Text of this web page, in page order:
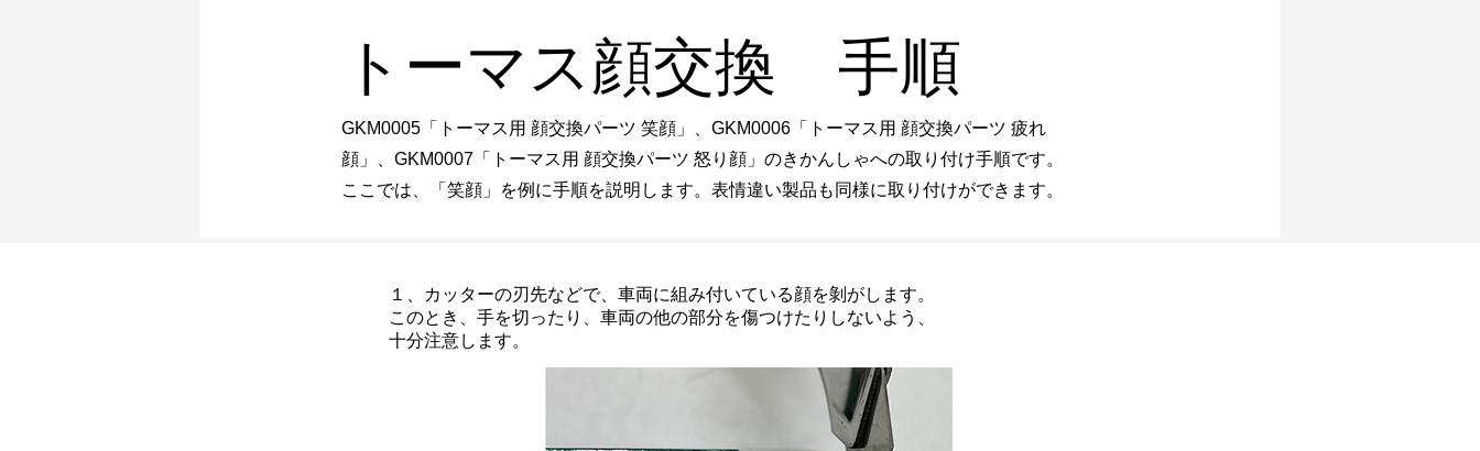
トーマス顔交換 手順
GKM0005「トーマス用 顔交換パーツ 笑顔」、GKM0006「トーマス用 顔交換パーツ 疲れ
顔」、GKM0007「トーマス用 顔交換パーツ 怒り顔」のきかんしゃへの取り付け手順です。
ここでは、「笑顔」を例に手順を説明します。表情違い製品も同様に取り付けができます。
１、カッターの刃先などで、車両に組み付いている顔を剝がします。
このとき、手を切ったり、車両の他の部分を傷つけたりしないよう、
十分注意します。